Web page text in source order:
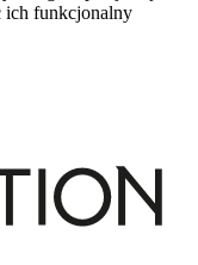
ich funkcjonalny